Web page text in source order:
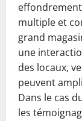
multiple et
grand
une
des locaux,
peuvent
Dans le cas
les